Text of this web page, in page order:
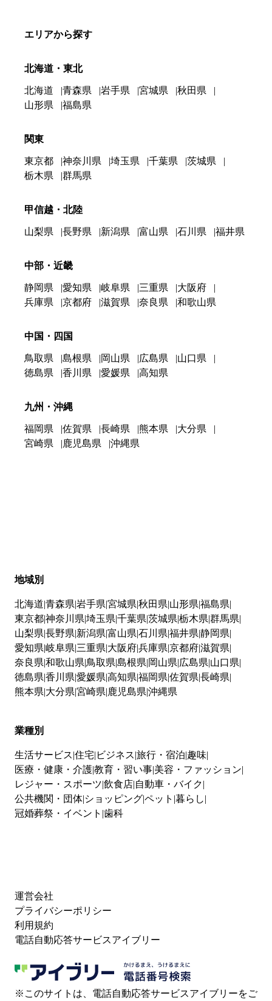
エリアから探す
北海道・東北
北海道 青森県 岩手県 宮城県
秋田県
山形県
福島県
関東
東京都 神奈川県 埼玉県 千葉県
茨城県
栃木県
群馬県
甲信越・北陸
山梨県 長野県 新潟県 富山県 石川県 福井県
中部・近畿
静岡県 愛知県 岐阜県 三重県
大阪府
兵庫県
京都府 滋賀県 奈良県 和歌山県
中国・四国
鳥取県 島根県 岡山県 広島県
山口県
徳島県
香川県 愛媛県 高知県
九州・沖縄
福岡県 佐賀県 長崎県 熊本県
大分県
宮崎県
鹿児島県 沖縄県
地域別
北海道 青森県 岩手県 宮城県 秋田県 山形県 福島県
東京都神奈川県 埼玉県 千葉県 茨城県 栃木県 群馬県
山梨県 長野県 新潟県 富山県 石川県 福井県 静岡県
愛知県 岐阜県 三重県 大阪府兵庫県 京都府滋賀県
奈良県 和歌山県 鳥取県 島根県 岡山県 広島県 山口県
徳島県 香川県 愛媛県 高知県 福岡県 佐賀県 長崎県
熊本県 大分県 宮崎県 鹿児島県 沖縄県
業種別
生活サービス 住宅 ビジネス 旅行・宿泊 趣味
医療・健康・介護教育・習い事 美容・ファッション
レジャー・スポーツ 飲食店 自動車・バイク
公共機関・団体 ショッピングペット 暮らし
冠婚葬祭・イベント 歯科
運営会社
プライバシーポリシー
利用規約
電話自動応答サービスアイブリー
※このサイトは、電話自動応答サービスアイブリーをご